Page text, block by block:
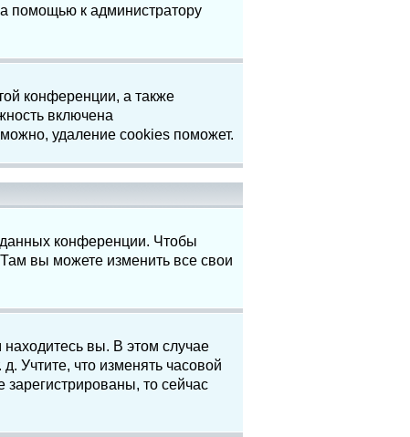
помощью к администратору
конференции, а также
включена
удаление cookies поможет.
данных конференции. Чтобы
вы можете изменить все свои
вы. В этом случае
Учтите, что изменять часовой
зарегистрированы, то сейчас